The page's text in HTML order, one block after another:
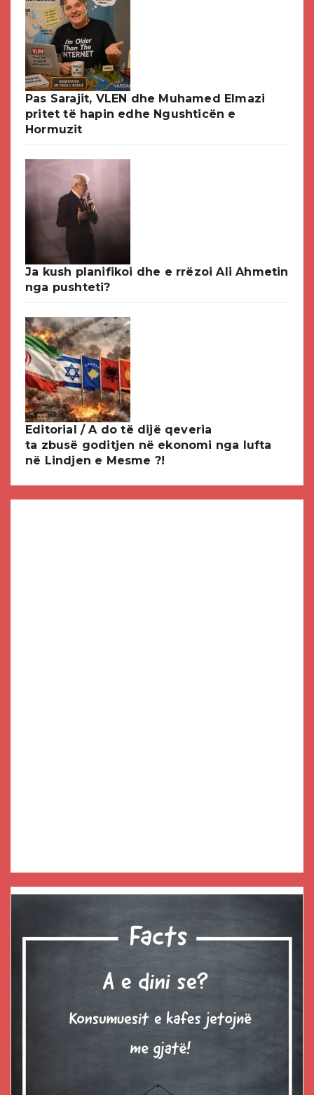
Pas Sarajit, VLEN dhe Muhamed Elmazi
pritet të hapin edhe Ngushticën e
Hormuzit
Ja kush planifikoi dhe e rrëzoi Ali Ahmetin
nga pushteti?
Editorial / A do të dijë qeveria
ta zbusë goditjen në ekonomi nga lufta
në Lindjen e Mesme ?!